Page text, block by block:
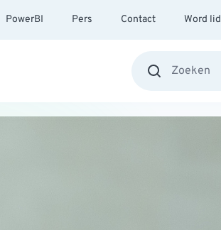
PowerBI Pers Contact Word lid